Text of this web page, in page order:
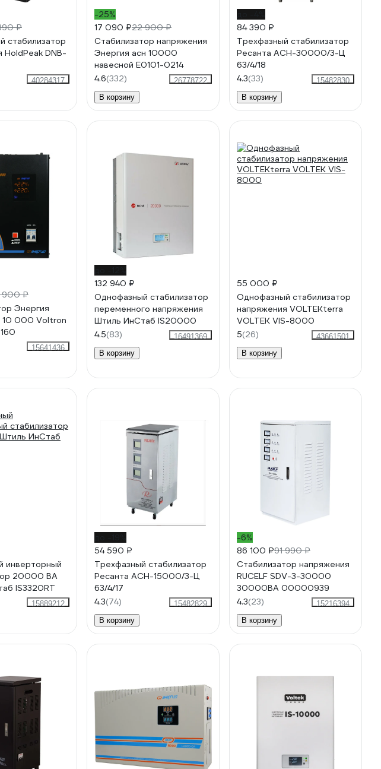
₽
стабилизатор
HoldPeak DNB-
40284317
-25%
17 090 ₽22 900 ₽
Стабилизатор напряжения
Энергия асн 10000
навесной Е0101-0214
4.6(332)
26778722
В корзину
84 390 ₽
Трехфазный стабилизатор
Ресанта АСН-30000/3-Ц
63/4/18
4.3(33)
15482830
В корзину
900 ₽
Энергия
10 000 Voltron
15641436
132 940 ₽
Однофазный стабилизатор
переменного напряжения
Штиль ИнСтаб IS20000
4.5(83)
16491369
В корзину
55 000 ₽
Однофазный стабилизатор
напряжения VOLTEKterra
VOLTEK VIS-8000
5(26)
43661501
В корзину
инверторный
20000 ВА
IS3320RT
15889212
54 590 ₽
Трехфазный стабилизатор
Ресанта АСН-15000/3-Ц
63/4/17
4.3(74)
15482829
В корзину
-6%
86 100 ₽91 990 ₽
Стабилизатор напряжения
RUCELF SDV-3-30000
30000ВА 00000939
4.3(23)
15216394
В корзину